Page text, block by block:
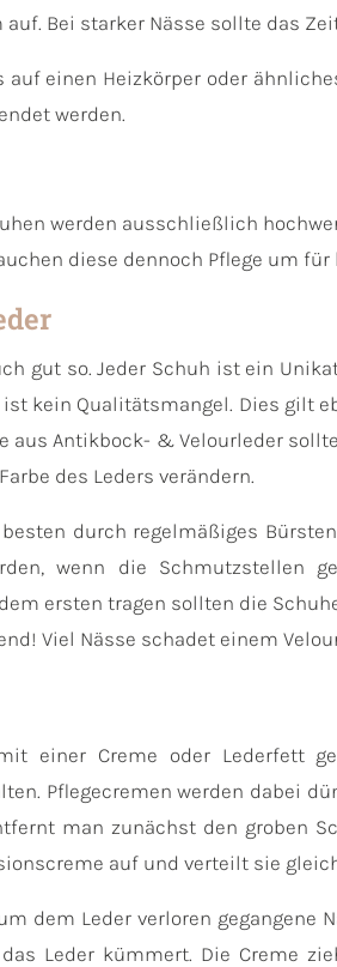
Bei starker Nässe sollte das
einen Heizkörper oder
werden.
werden ausschließlich
diese dennoch Pflege um
gut so. Jeder Schuh ist ein
kein Qualitätsmangel. Dies gilt
aus Antikbock- & Velourleder
des Leders verändern.
durch regelmäßiges
wenn die Schmutzstellen
ersten tragen sollten die
Viel Nässe schadet einem
einer Creme oder Lederfett
Pflegecremen werden dabei
man zunächst den groben
auf und verteilt sie
dem Leder verloren
Leder kümmert. Die Creme